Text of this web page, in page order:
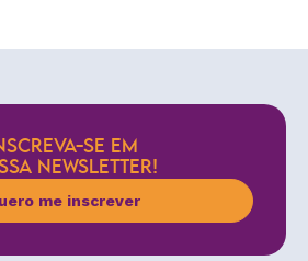
SE EM
NEWSLETTER!
me inscrever